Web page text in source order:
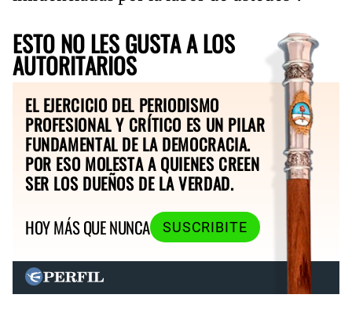
ESTO NO LES GUSTA A LOS
AUTORITARIOS
EL EJERCICIO DEL PERIODISMO
PROFESIONAL Y CRÍTICO ES UN PILAR
FUNDAMENTAL DE LA DEMOCRACIA.
POR ESO MOLESTA A QUIENES CREEN
SER LOS DUEÑOS DE LA VERDAD.
HOY MÁS QUE NUNCA
SUSCRIBITE